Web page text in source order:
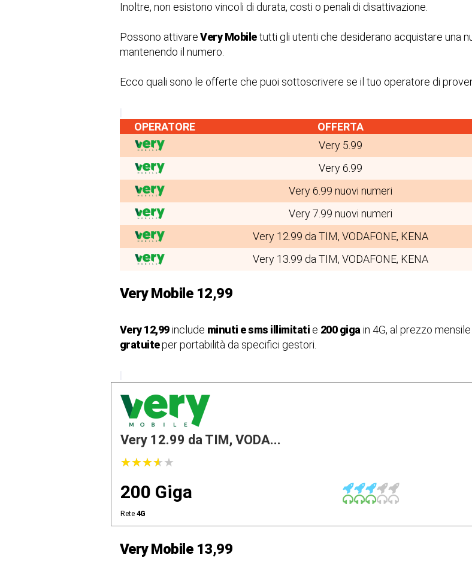
Inoltre, non esistono vincoli di durata, costi o penali di disattivazione.
Possono attivareVery Mobiletutti gli utenti che desiderano acquistare una
mantenendo il numero.
Ecco quali sono le offerte che puoi sottoscrivere se il tuo operatore di
OPERATORE OFFERTA
Very 5.99
Very 6.99
Very 6.99 nuovi numeri
Very 7.99 nuovi numeri
Very 12.99 da TIM, VODAFONE, KENA
Very 13.99 da TIM, VODAFONE, KENA
Very Mobile 12,99
Very 12,99include minuti e sms illimitati e 200 giga in 4G, al prezzo
gratuiteper portabilità da specifici gestori.
Very 12.99 da TIM, VODA...
★★★★★
★★★★★
200 Giga
Rete 4G
Very Mobile 13,99